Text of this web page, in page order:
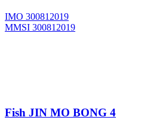
IMO 300812019
MMSI 300812019
Fish JIN MO BONG 4